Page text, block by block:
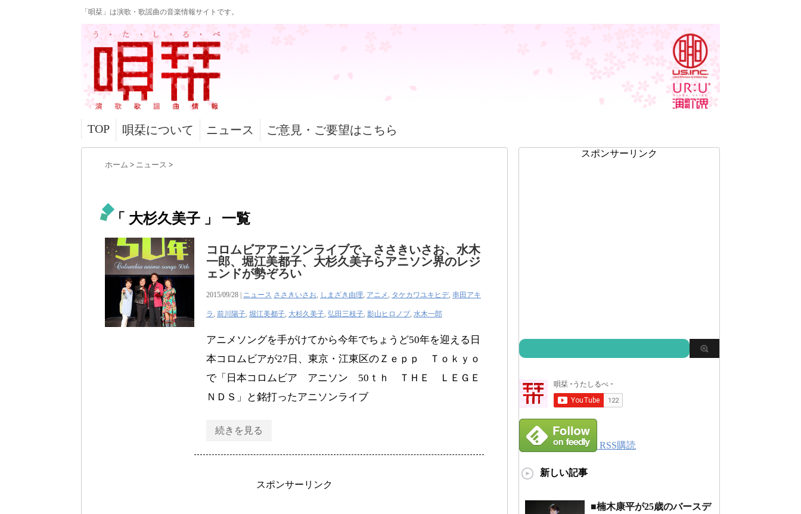
「唄栞」は演歌・歌謡曲の音楽情報サイトです。
TOP 唄栞について ニュース ご意見・ご要望はこちら
ホーム > ニュース >
「 大杉久美子 」 一覧
コロムビアアニソンライブで、ささきいさお、水木
一郎、堀江美都子、大杉久美子らアニソン界のレジ
ェンドが勢ぞろい
2015/09/28 | ニュース ささきいさお, しまざき由理, アニメ, タケカワユキヒデ, 串田アキ
ラ, 前川陽子, 堀江美都子, 大杉久美子, 弘田三枝子, 影山ヒロノブ, 水木一郎
アニメソングを手がけてから今年でちょうど50年を迎える日
本コロムビアが27日、東京・江東区のＺｅｐｐ Ｔｏｋｙｏ
で「日本コロムビア アニソン 50ｔｈ ＴＨＥ ＬＥＧＥ
ＮＤＳ」と銘打ったアニソンライブ
続きを見る
スポンサーリンク
スポンサーリンク
RSS購読
新しい記事
■楠木康平が25歳のバースデ